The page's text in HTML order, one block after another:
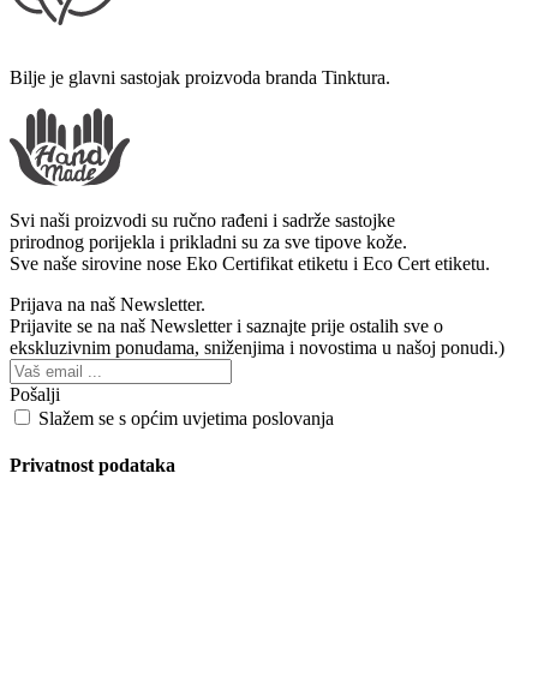
Bilje je glavni sastojak proizvoda branda Tinktura.
Svi naši proizvodi su ručno rađeni i sadrže sastojke
prirodnog porijekla i prikladni su za sve tipove kože.
Sve naše sirovine nose Eko Certifikat etiketu i Eco Cert etiketu.
Prijava na naš Newsletter.
Prijavite se na naš Newsletter i saznajte prije ostalih sve o
ekskluzivnim ponudama, sniženjima i novostima u našoj ponudi.)
Pošalji
Slažem se s općim uvjetima poslovanja
Privatnost podataka